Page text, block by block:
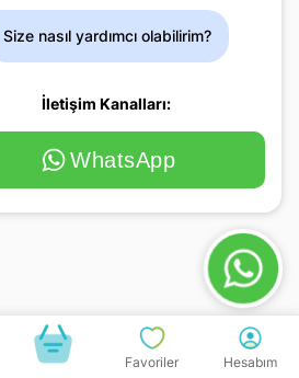
Favoriler Hesabım
Size nasıl yardımcı olabilirim?
İletişim Kanalları:
WhatsApp